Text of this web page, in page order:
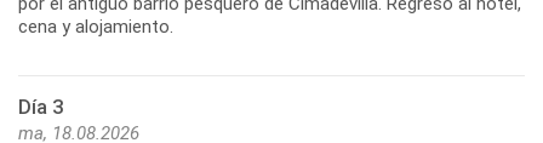
Día 3
ma, 18.08.2026